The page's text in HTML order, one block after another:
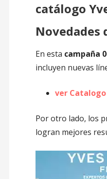
catálogo
Novedades
En esta campaña
incluyen nuevas
ver Catalogo
Por otro lado, los
logran mejores